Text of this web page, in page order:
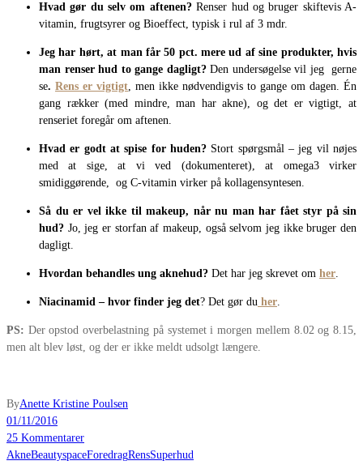
Hvad gør du selv om aftenen?Renser hud og bruger skiftevis A-
vitamin, frugtsyrer og Bioeffect, typisk i rul af 3 mdr.
Jeg har hørt, at man får 50 pct. mere ud af sine produkter, hvis
man renser hud to gange dagligt?Den undersøgelse vil jeg
gerne
se. Rens er vigtigt, men ikke nødvendigvis to gange om dagen. Én
gang rækker (med mindre, man har akne), og det er vigtigt, at
renseriet foregår om aftenen.
Hvad er godt at spise for huden? Stort spørgsmål – jeg vil nøjes
med at sige, at vi ved (dokumenteret), at omega3 virker
smidiggørende, og C-vitamin virker på kollagensyntesen.
Så du er vel ikke til makeup, når nu man har fået styr på sin
hud? Jo, jeg er storfan af makeup, også selvom jeg ikke bruger den
dagligt.
Hvordan behandles ung aknehud? Det har jeg skrevet om her.
Niacinamid – hvor finder jeg det? Det gør du her.
PS: Der opstod overbelastning på systemet i morgen mellem 8.02 og 8.15,
men alt blev løst, og der er ikke meldt udsolgt længere.
ByAnette Kristine Poulsen
01/11/2016
25 Kommentarer
AkneBeautyspaceForedragRensSuperhud